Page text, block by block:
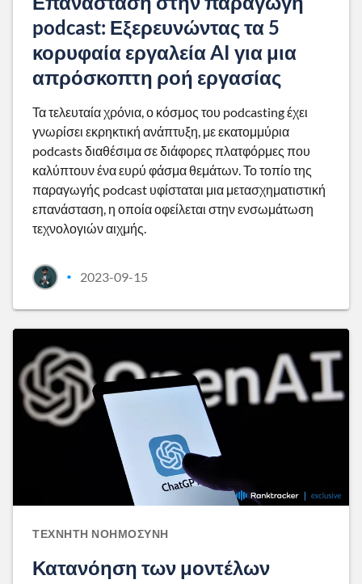
podcast: Εξερευνώντας τα 5
κορυφαία εργαλεία AI για μια
απρόσκοπτη ροή εργασίας
Τα τελευταία χρόνια, ο κόσμος του podcasting έχει
γνωρίσει εκρηκτική ανάπτυξη, με εκατομμύρια
podcasts διαθέσιμα σε διάφορες πλατφόρμες που
καλύπτουν ένα ευρύ φάσμα θεμάτων. Το τοπίο της
παραγωγής podcast υφίσταται μια μετασχηματιστική
επανάσταση, η οποία οφείλεται στην ενσωμάτωση
τεχνολογιών αιχμής.
• 2023-09-15
ΤΕΧΝΗΤΉ ΝΟΗΜΟΣΎΝΗ
Κατανόηση των μοντέλων